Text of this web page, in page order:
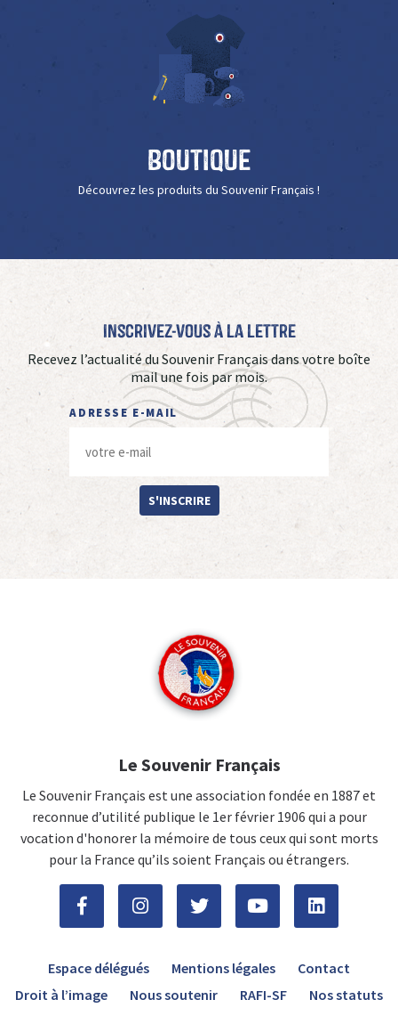
Boutique
Découvrez les produits du Souvenir Français !
Inscrivez-vous à La Lettre
Recevez l’actualité du Souvenir Français dans votre boîte
mail une fois par mois.
ADRESSE E-MAIL
S'INSCRIRE
Le Souvenir Français
Le Souvenir Français est une association fondée en 1887 et
reconnue d’utilité publique le 1er février 1906 qui a pour
vocation d'honorer la mémoire de tous ceux qui sont morts
pour la France qu’ils soient Français ou étrangers.
Espace délégués Mentions légales
Contact
Droit à l’image
Nous soutenir RAFI-SF Nos statuts